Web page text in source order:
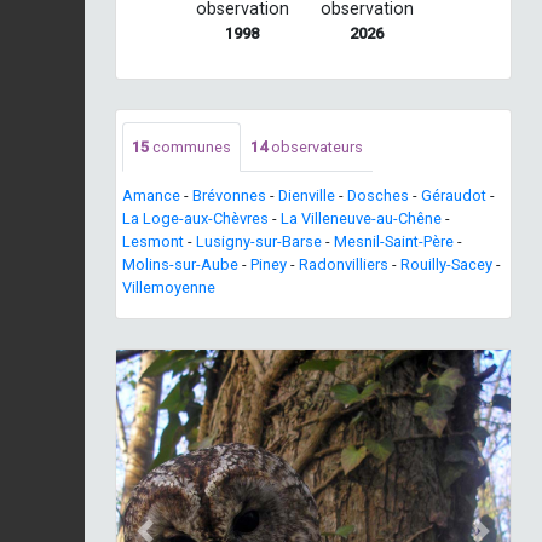
observation
1998
observation
2026
15 communes 14observateurs
Amance - Brévonnes - Dienville - Dosches - Géraudot -
La Loge-aux-Chèvres - La Villeneuve-au-Chêne -
Lesmont - Lusigny-sur-Barse - Mesnil-Saint-Père -
Molins-sur-Aube - Piney - Radonvilliers - Rouilly-Sacey -
Villemoyenne